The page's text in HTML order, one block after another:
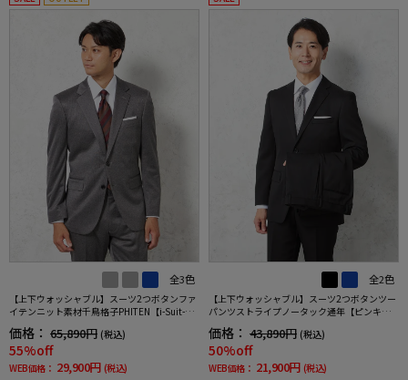
全3色
【上下ウォッシャブル】スーツ2つボタンファ
イテンニット素材千鳥格子PHITEN【i-Suit-ア
イスーツ-】秋冬
価格： 65,890円 (税込)
55%off
WEB価格： 29,900円 (税込)
全2色
【上下ウォッシャブル】スーツ2つボタンツー
パンツストライプノータック通年【ピンキ
ー】
価格： 43,890円 (税込)
50%off
WEB価格： 21,900円 (税込)